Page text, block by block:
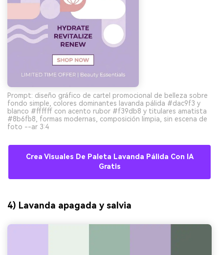
Prompt: diseño gráfico de cartel promocional de belleza sobre
fondo simple, colores dominantes lavanda pálida #dac9f3 y
blanco #ffffff con acento rubor #f39db8 y titulares amatista
#8b6fb8, formas modernas, composición limpia, sin escena de
foto --ar 3:4
Crea Visuales De Paleta Lavanda Pálida Con IA
Gratis
4) Lavanda apagada y salvia